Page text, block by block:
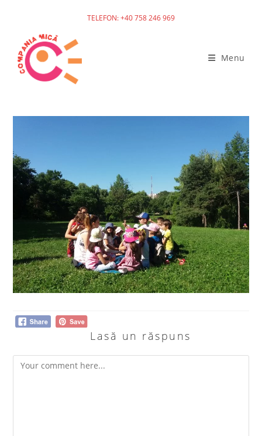
TELEFON: +40 758 246 969
Menu
Lasă un răspuns